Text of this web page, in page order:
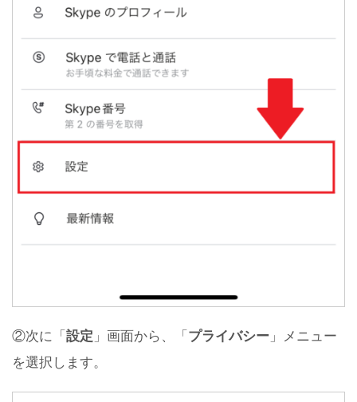
②次に「 設定 」画面から、「 プライバシー 」メニュー
を選択します。